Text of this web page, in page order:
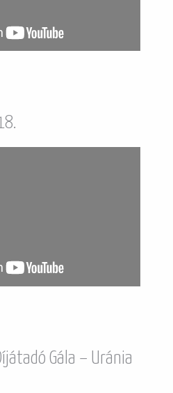
Gála – Uránia